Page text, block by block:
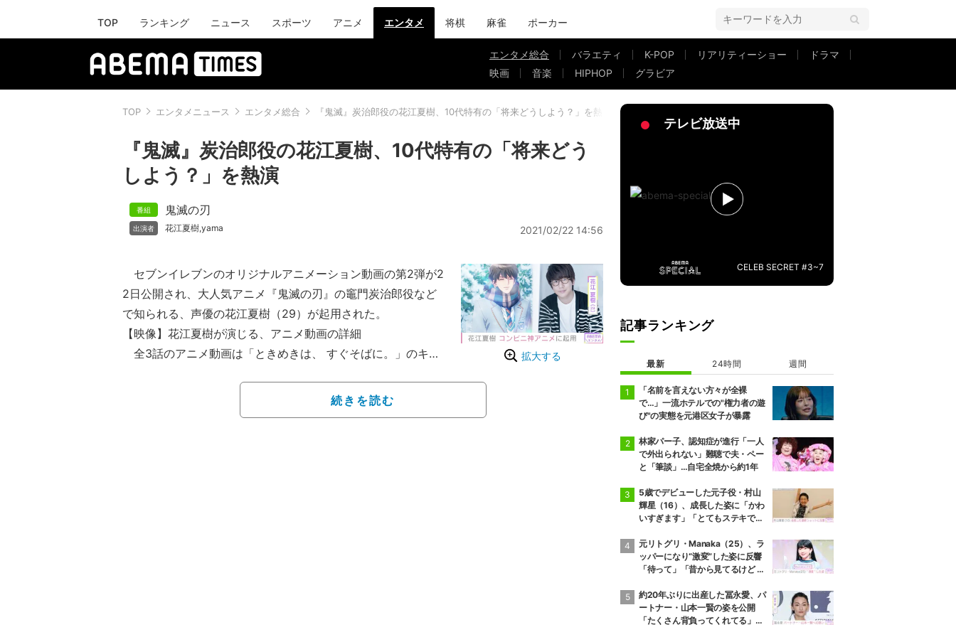
TOP ランキング ニュース スポーツ アニメ エンタメ 将棋 麻雀 ポーカー
エンタメ総合 バラエティ K-POP リアリティーショー
ドラマ
映画
音楽 HIPHOP グラビア
TOP エンタメニュース エンタメ総合 『鬼滅』炭治郎役の花江夏樹、10代特有の「将来どうしよう？」を熱演
『鬼滅』炭治郎役の花江夏樹、10代特有の「将来どう
しよう？」を熱演
鬼滅の刃
花江夏樹,yama 2021/02/22 14:56
拡大する
セブンイレブンのオリジナルアニメーション動画の第2弾が2
2日公開され、大人気アニメ『鬼滅の刃』の竈門炭治郎役など
で知られる、声優の花江夏樹（29）が起用された。
【映像】花江夏樹が演じる、アニメ動画の詳細
全3話のアニメ動画は「ときめきは、 すぐそばに。」のキャ
所を舞台に、高校生4人の日常を通して、家族愛や友情、恋愛
などのさまざまな出来事、そこに交錯する想いを描いている。
続きを読む
テレビ放送中
CELEB SECRET #3~7
記事ランキング
最新 24時間 週間
「名前を言えない方々が全裸
で…」一流ホテルでの"権力者の遊
び"の実態を元港区女子が暴露
林家パー子、認知症が進行「一人
で外出られない」難聴で夫・ペー
と「筆談」…自宅全焼から約1年
5歳でデビューした元子役・村山
輝星（16）、成長した姿に「かわ
いすぎます」「とてもステキで
元リトグリ・Manaka（25）、ラ
ッパーになり“激変”した姿に反響
「待って」「昔から見てるけど 最
約20年ぶりに出産した冨永愛、パ
ートナー・山本一賢の姿を公開
「たくさん背負ってくれてる」感